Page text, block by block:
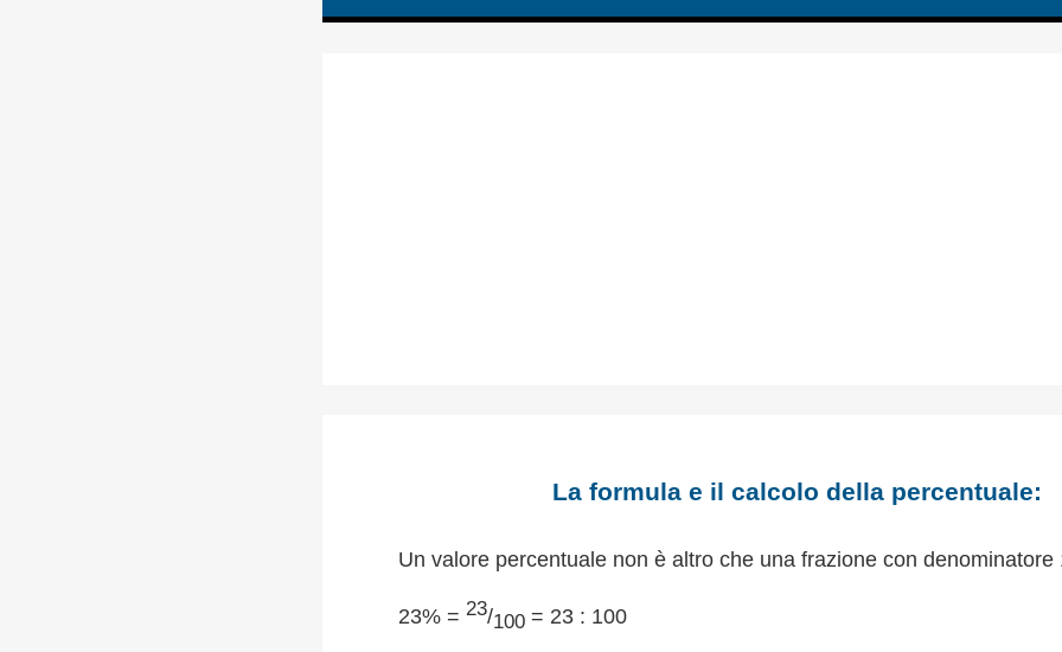
La formula e il calcolo della percentuale:
Un valore percentuale non è altro che una frazione con denominatore
23% = 23/100= 23 : 100